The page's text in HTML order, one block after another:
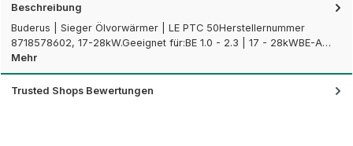
Beschreibung
Buderus | Sieger Ölvorwärmer | LE PTC 50Herstellernummer
8718578602, 17-28kW.Geeignet für:BE 1.0 - 2.3 | 17 - 28kWBE-A…
Mehr
Trusted Shops Bewertungen